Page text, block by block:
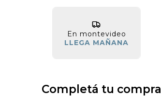
En montevideo
LLEGA MAÑANA
Completá tu compra